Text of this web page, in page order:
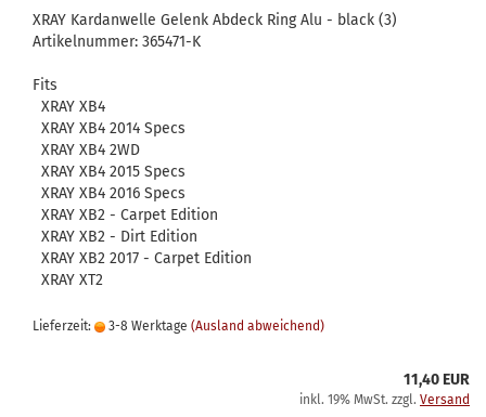
XRAY Kardanwelle Gelenk Abdeck Ring Alu - black (3)
Artikelnummer: 365471-K
Fits
XRAY XB4
XRAY XB4 2014 Specs
XRAY XB4 2WD
XRAY XB4 2015 Specs
XRAY XB4 2016 Specs
XRAY XB2 - Carpet Edition
XRAY XB2 - Dirt Edition
XRAY XB2 2017 - Carpet Edition
XRAY XT2
Lieferzeit: 3-8 Werktage (Ausland abweichend)
11,40 EUR
inkl. 19% MwSt. zzgl. Versand